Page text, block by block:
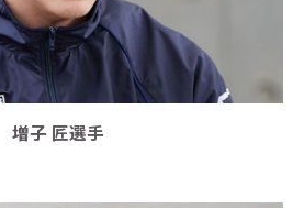
増子 匠選手